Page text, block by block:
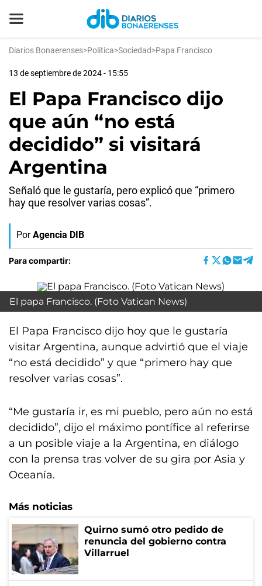
Diarios Bonaerenses>Política>Sociedad>Papa Francisco
13 de septiembre de 2024 - 15:55
El Papa Francisco dijo
que aún “no está
decidido” si visitará
Argentina
Señaló que le gustaría, pero explicó que “primero
hay que resolver varias cosas”.
Por Agencia DIB
Para compartir:
El papa Francisco. (Foto Vatican News)
El Papa Francisco dijo hoy que le gustaría
visitar Argentina, aunque advirtió que el viaje
“no está decidido” y que “primero hay que
resolver varias cosas”.
“Me gustaría ir, es mi pueblo, pero aún no está
decidido”, dijo el máximo pontífice al referirse
a un posible viaje a la Argentina, en diálogo
con la prensa tras volver de su gira por Asia y
Oceanía.
Más noticias
Quirno sumó otro pedido de
renuncia del gobierno contra
Villarruel